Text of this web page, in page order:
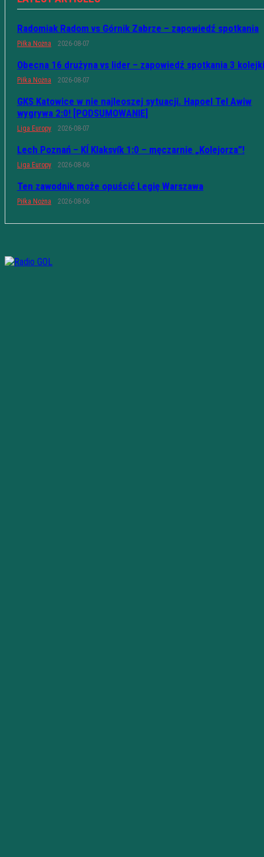
Radomiak Radom vs Górnik Zabrze – zapowiedź spotkania
Piłka Nożna 2026-08-07
Obecna 16 drużyna vs lider – zapowiedź spotkania 3 kolejki
Piłka Nożna 2026-08-07
GKS Katowice w nie najleoszej sytuacji. Hapoel Tel Awiw
wygrywa 2:0! [PODSUMOWANIE]
Liga Europy 2026-08-07
Lech Poznań – KÍ Klaksvík 1:0 – męczarnie „Kolejorza”!
Liga Europy 2026-08-06
Ten zawodnik może opuścić Legię Warszawa
Piłka Nożna 2026-08-06